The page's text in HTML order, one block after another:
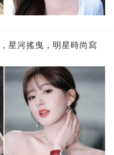
星河搖曳，明星時尚寫